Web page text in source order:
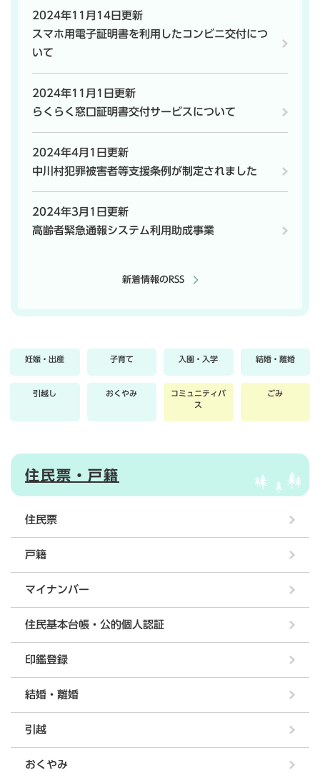
2024年11月14日更新
スマホ用電子証明書を利用したコンビニ交付につ
いて
2024年11月1日更新
らくらく窓口証明書交付サービスについて
2024年4月1日更新
中川村犯罪被害者等支援条例が制定されました
2024年3月1日更新
高齢者緊急通報システム利用助成事業
新着情報のRSS
妊娠・出産 子育て 入園・入学 結婚・離婚
引越し おくやみ
コミュニティバ
ス
ごみ
住民票・戸籍
住民票
戸籍
マイナンバー
住民基本台帳・公的個人認証
印鑑登録
結婚・離婚
引越
おくやみ